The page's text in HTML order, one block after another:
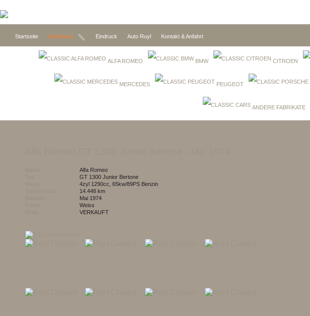
Startseite Vorschau Eindruck Auto Ruyl Kontakt & Anfahrt
ALFA ROMEO BMW CITROEN
MERCEDES PEUGEOT
ANDERE FABRIKATE
Alfa Romeo
GT 1300 Junior Bertone
4zyl 1290cc, 65kw/89PS Benzin
14.448 km
Mai 1974
weiss
VERKAUFT